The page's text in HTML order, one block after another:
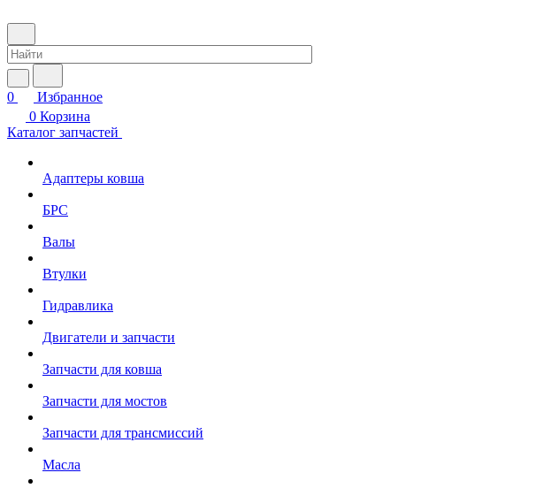
0
Избранное
0 Корзина
Каталог запчастей
Адаптеры ковша
БРС
Валы
Втулки
Гидравлика
Двигатели и запчасти
Запчасти для ковша
Запчасти для мостов
Запчасти для трансмиссий
Масла